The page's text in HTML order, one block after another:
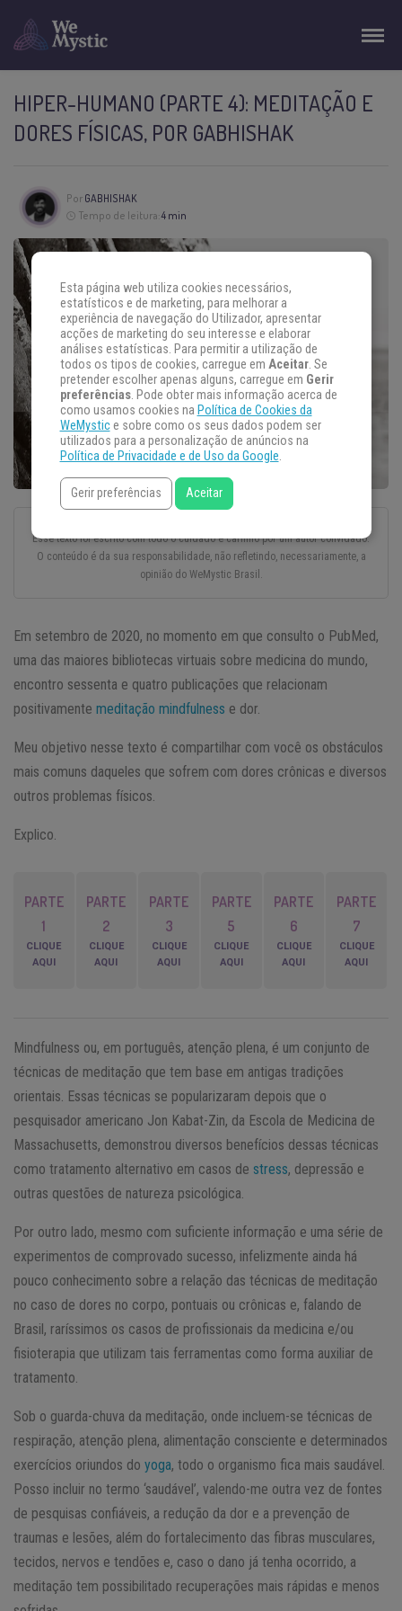
HIPER-HUMANO (PARTE 4): MEDITAÇÃO E
DORES FÍSICAS, POR GABHISHAK
Por GABHISHAK
Tempo de leitura:4 min
Esse texto foi escrito com todo o cuidado e carinho por um autor convidado.
O conteúdo é da sua responsabilidade, não refletindo, necessariamente, a
opinião do WeMystic Brasil.
Em setembro de 2020, no momento em que consulto o PubMed,
uma das maiores bibliotecas virtuais sobre medicina do mundo,
encontro sessenta e quatro publicações que relacionam
positivamente meditação mindfulness e dor.
Meu objetivo nesse texto é compartilhar com você os obstáculos
mais comuns daqueles que sofrem com dores crônicas e diversos
outros problemas físicos.
Explico.
PARTE
1
CLIQUE
AQUI
PARTE
2
CLIQUE
AQUI
PARTE
3
CLIQUE
AQUI
PARTE
5
CLIQUE
AQUI
PARTE
6
CLIQUE
AQUI
PARTE
7
CLIQUE
AQUI
Mindfulness ou, em português, atenção plena, é um conjunto de
técnicas de meditação que tem base em antigas tradições
orientais. Essas técnicas se popularizaram depois que o
pesquisador americano Jon Kabat-Zin, da Escola de Medicina de
Massachusetts, demonstrou diversos benefícios dessas técnicas
como tratamento alternativo em casos de stress, depressão e
outras questões de natureza psicológica.
Por outro lado, mesmo com suficiente informação e uma série de
experimentos de comprovado sucesso, infelizmente ainda há
pouco conhecimento sobre a relação das técnicas de meditação
no caso de dores no corpo, pontuais ou crônicas e, falando de
Brasil, raríssimos os casos de profissionais da medicina e/ou
fisioterapia que utilizam tais ferramentas como forma auxiliar de
tratamento.
Sob o guarda-chuva da meditação, onde incluem-se técnicas de
respiração, atenção plena, alimentação consciente e determinados
exercícios oriundos do yoga, todo o organismo fica mais saudável.
Posso incluir no termo ‘saudável’, valendo-me outra vez de fontes
de pesquisas confiáveis, a redução da dor e a prevenção de
traumas e lesões, além do fortalecimento das fibras musculares,
tecidos, nervos e tendões e, caso o dano já tenha ocorrido, a
meditação tem possibilitado recuperações mais rápidas e menos
Esta página web utiliza cookies necessários,
estatísticos e de marketing, para melhorar a
experiência de navegação do Utilizador, apresentar
acções de marketing do seu interesse e elaborar
análises estatísticas. Para permitir a utilização de
todos os tipos de cookies, carregue em Aceitar. Se
pretender escolher apenas alguns, carregue em Gerir
preferências. Pode obter mais informação acerca de
como usamos cookies na Política de Cookies da
WeMystice sobre como os seus dados podem ser
utilizados para a personalização de anúncios na
Política de Privacidade e de Uso da Google.
Gerir preferências Aceitar